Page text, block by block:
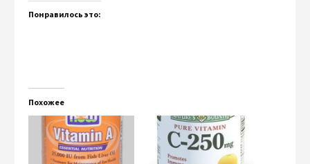
Понравилось это:
Похожее